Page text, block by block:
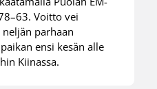
Voitto vei
parhaan
ensi kesän alle
Kiinassa.